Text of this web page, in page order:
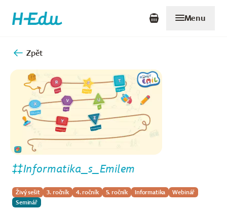
Menu
Zpět
Informatika_s_Emilem
Živý sešit 3. ročník 4. ročník 5. ročník Informatika
Webinář
Seminář